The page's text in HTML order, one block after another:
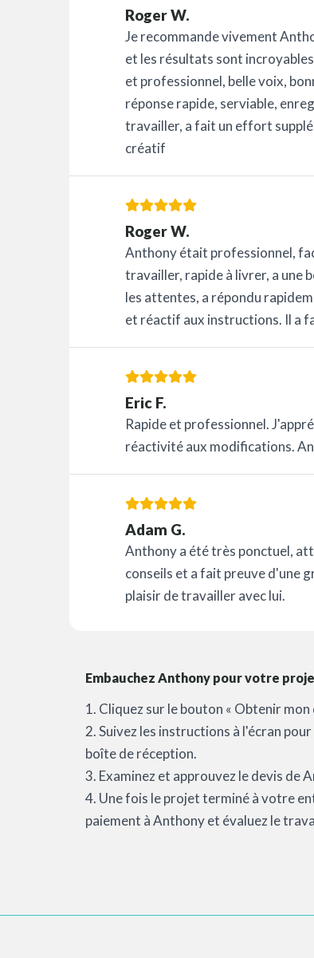
Roger W.
Je recommande vivement
et les résultats sont
et professionnel, belle voix,
réponse rapide, serviable,
travailler, a fait un effort
créatif
Roger W.
Anthony était professionnel,
travailler, rapide à livrer, a une
les attentes, a répondu
et réactif aux instructions. Il a
Eric F.
Rapide et professionnel.
réactivité aux modifications.
Adam G.
Anthony a été très ponctuel,
conseils et a fait preuve d'une
plaisir de travailler avec lui.
Embauchez Anthony pour votre
1. Cliquez sur le bouton « Obtenir
2. Suivez les instructions à l'écran
boîte de réception.
3. Examinez et approuvez le devis de
4. Une fois le projet terminé à votre
paiement à Anthony et évaluez le